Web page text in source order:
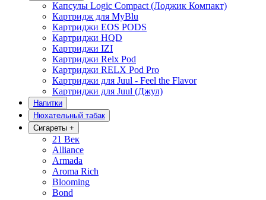
Капсулы Logic Compact (Лоджик Компакт)
Картридж для MyBlu
Картриджи EOS PODS
Картриджи HQD
Картриджи IZI
Картриджи Relx Pod
Картриджи RELX Pod Pro
Картриджи для Juul - Feel the Flavor
Картриджи для Juul (Джул)
Напитки
Нюхательный табак
Сигареты +
21 Век
Alliance
Armada
Aroma Rich
Blooming
Bond